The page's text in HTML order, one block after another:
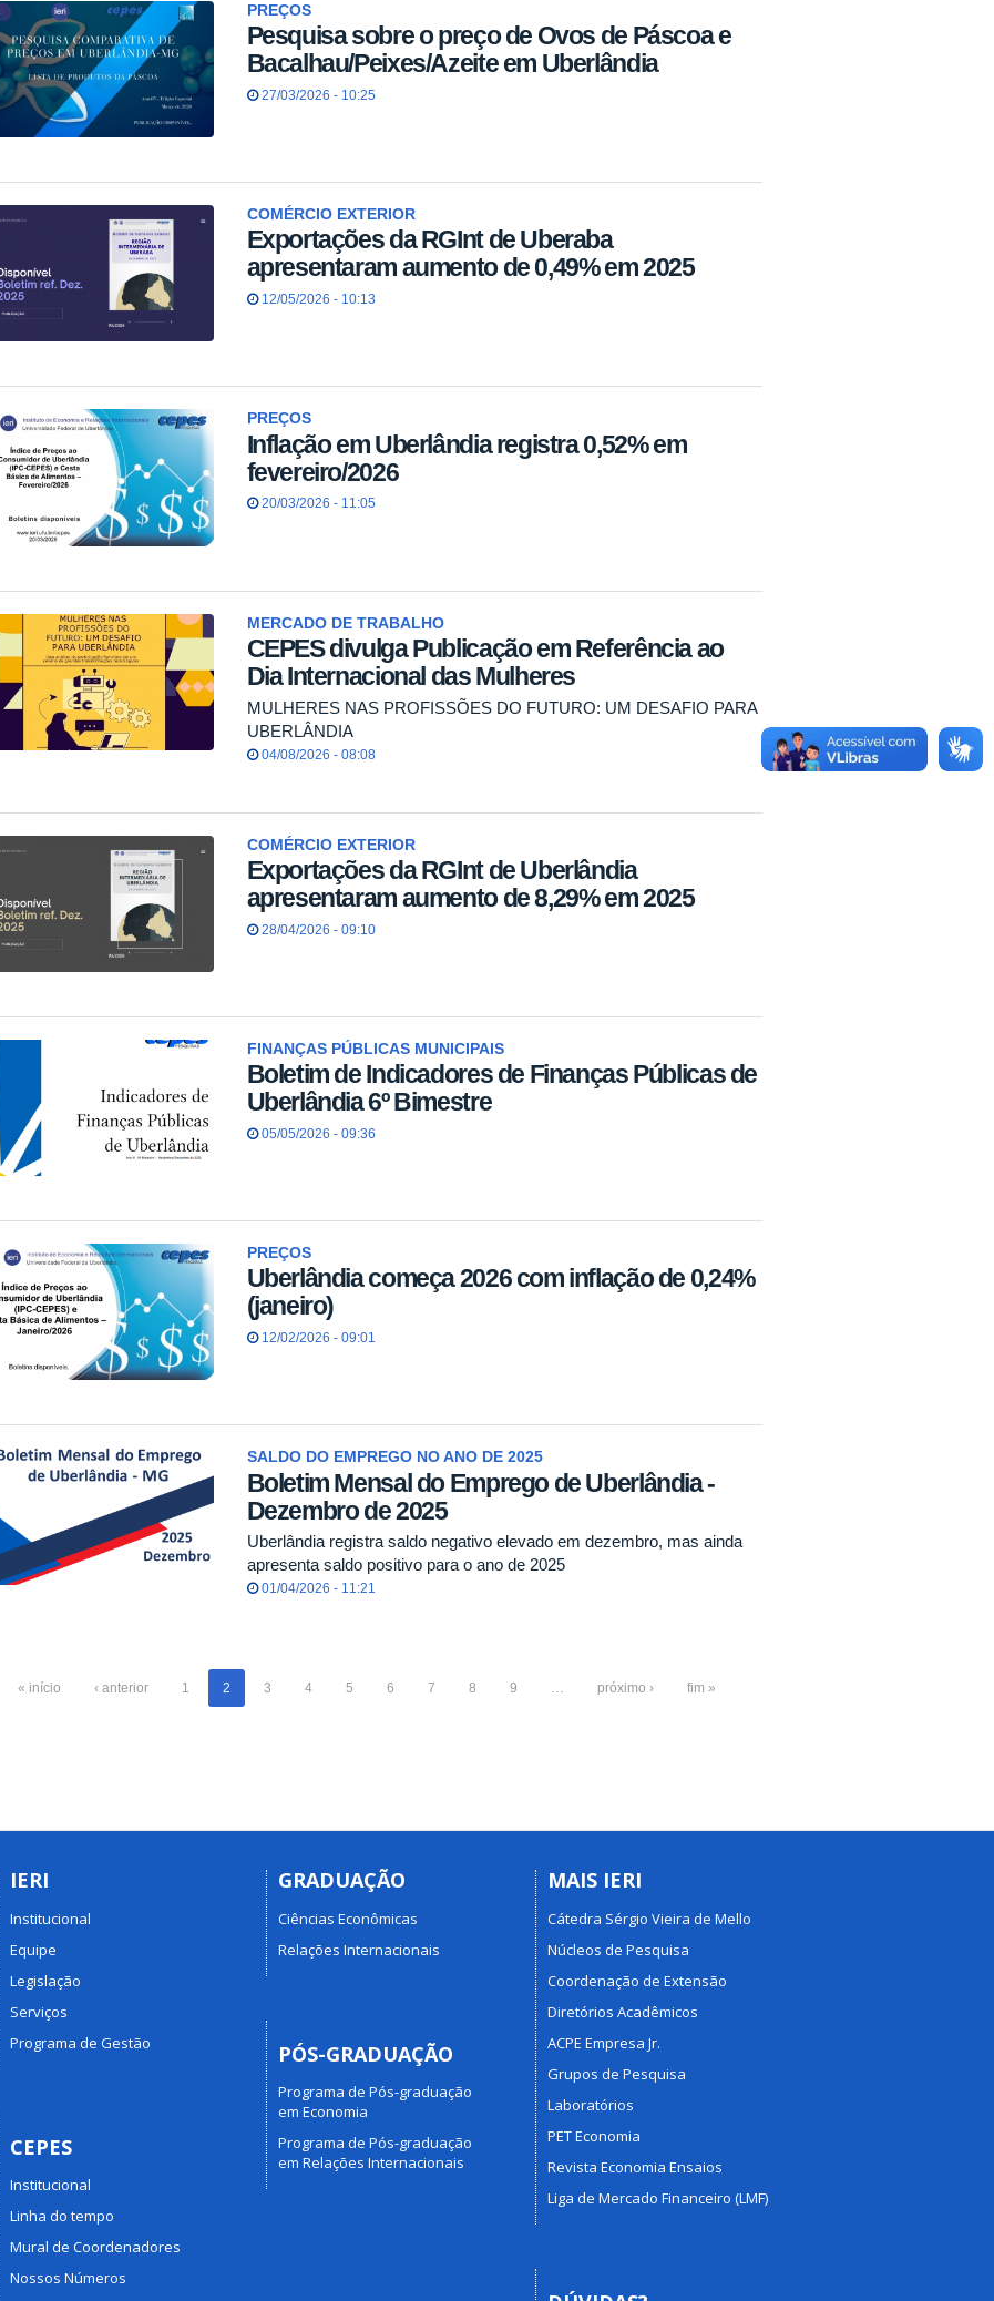
PREÇOS
Pesquisa sobre o preço de Ovos de Páscoa e
Bacalhau/Peixes/Azeite em Uberlândia
27/03/2026 - 10:25
COMÉRCIO EXTERIOR
Exportações da RGInt de Uberaba
apresentaram aumento de 0,49% em 2025
12/05/2026 - 10:13
PREÇOS
Inflação em Uberlândia registra 0,52% em
fevereiro/2026
20/03/2026 - 11:05
MERCADO DE TRABALHO
CEPES divulga Publicação em Referência ao
Dia Internacional das Mulheres
MULHERES NAS PROFISSÕES DO FUTURO: UM DESAFIO PARA
UBERLÂNDIA
04/08/2026 - 08:08
COMÉRCIO EXTERIOR
Exportações da RGInt de Uberlândia
apresentaram aumento de 8,29% em 2025
28/04/2026 - 09:10
FINANÇAS PÚBLICAS MUNICIPAIS
Boletim de Indicadores de Finanças Públicas de
Uberlândia 6º Bimestre
05/05/2026 - 09:36
PREÇOS
Uberlândia começa 2026 com inflação de 0,24%
(janeiro)
12/02/2026 - 09:01
SALDO DO EMPREGO NO ANO DE 2025
Boletim Mensal do Emprego de Uberlândia -
Dezembro de 2025
Uberlândia registra saldo negativo elevado em dezembro, mas ainda
apresenta saldo positivo para o ano de 2025
01/04/2026 - 11:21
« início ‹ anterior 1 2 3 4 5 6 7 8 9 … próximo › fim »
IERI
Institucional
Equipe
Legislação
Serviços
Programa de Gestão
CEPES
Institucional
Linha do tempo
Mural de Coordenadores
Nossos Números
GRADUAÇÃO
Ciências Econômicas
Relações Internacionais
PÓS-GRADUAÇÃO
Programa de Pós-graduação
em Economia
Programa de Pós-graduação
em Relações Internacionais
MAIS IERI
Cátedra Sérgio Vieira de Mello
Núcleos de Pesquisa
Coordenação de Extensão
Diretórios Acadêmicos
ACPE Empresa Jr.
Grupos de Pesquisa
Laboratórios
PET Economia
Revista Economia Ensaios
Liga de Mercado Financeiro (LMF)